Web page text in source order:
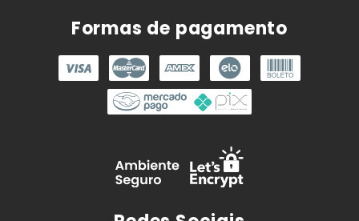
Formas de pagamento